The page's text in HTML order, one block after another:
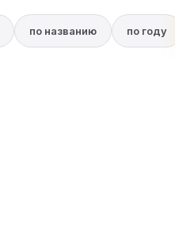
по названию по году